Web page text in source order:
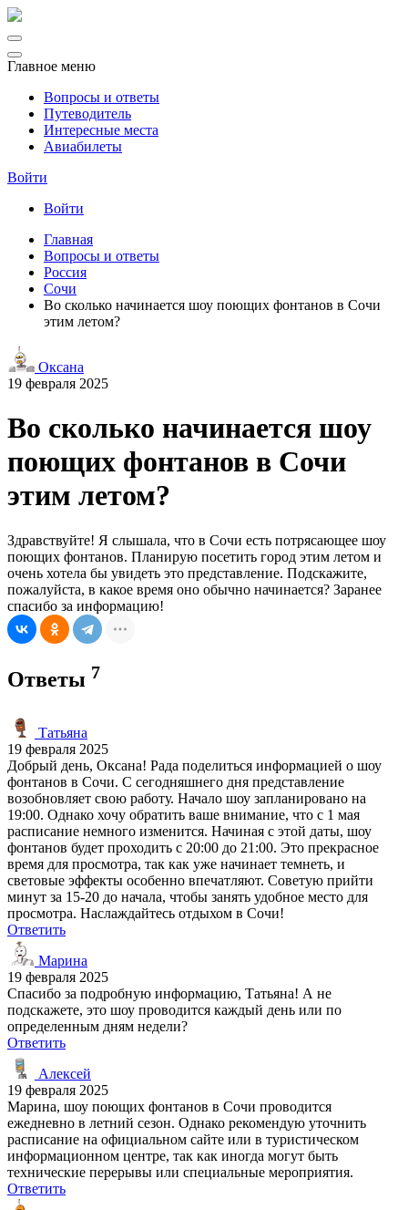
Главное меню
Вопросы и ответы
Путеводитель
Интересные места
Авиабилеты
Войти
Войти
Главная
Вопросы и ответы
Россия
Сочи
Во сколько начинается шоу поющих фонтанов в Сочи
этим летом?
Оксана
19 февраля 2025
Во сколько начинается шоу
поющих фонтанов в Сочи
этим летом?
Здравствуйте! Я слышала, что в Сочи есть потрясающее шоу
поющих фонтанов. Планирую посетить город этим летом и
очень хотела бы увидеть это представление. Подскажите,
пожалуйста, в какое время оно обычно начинается? Заранее
спасибо за информацию!
Ответы 7
Татьяна
19 февраля 2025
Добрый день, Оксана! Рада поделиться информацией о шоу
фонтанов в Сочи. С сегодняшнего дня представление
возобновляет свою работу. Начало шоу запланировано на
19:00. Однако хочу обратить ваше внимание, что с 1 мая
расписание немного изменится. Начиная с этой даты, шоу
фонтанов будет проходить с 20:00 до 21:00. Это прекрасное
время для просмотра, так как уже начинает темнеть, и
световые эффекты особенно впечатляют. Советую прийти
минут за 15-20 до начала, чтобы занять удобное место для
просмотра. Наслаждайтесь отдыхом в Сочи!
Ответить
Марина
19 февраля 2025
Спасибо за подробную информацию, Татьяна! А не
подскажете, это шоу проводится каждый день или по
определенным дням недели?
Ответить
Алексей
19 февраля 2025
Марина, шоу поющих фонтанов в Сочи проводится
ежедневно в летний сезон. Однако рекомендую уточнить
расписание на официальном сайте или в туристическом
информационном центре, так как иногда могут быть
технические перерывы или специальные мероприятия.
Ответить